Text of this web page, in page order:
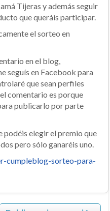
Tijeras y además seguir
que queráis participar.
el sorteo en
en el blog,
seguís en Facebook para
que sean perfiles
comentario es porque
publicarlo por parte
podéis elegir el premio que
pero sólo ganaréis uno.
cumpleblog-sorteo-para-